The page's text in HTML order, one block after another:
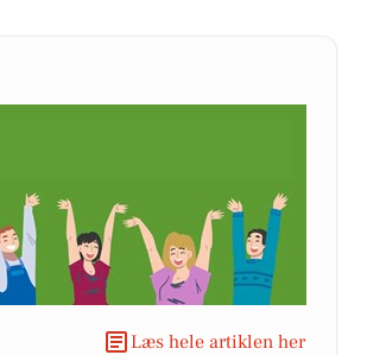
Læs hele artiklen her